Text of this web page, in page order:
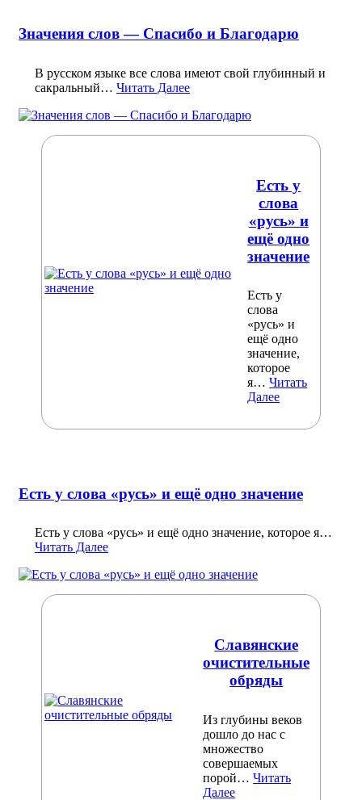
Значения слов — Спасибо и Благодарю
В русском языке все слова имеют свой глубинный и
сакральный… Читать Далее
Есть у
слова
«русь» и
ещё одно
значение
Есть у
слова
«русь» и
ещё одно
значение,
которое
я…Читать
Далее
Есть у слова «русь» и ещё одно значение
Есть у слова «русь» и ещё одно значение, которое я…
Читать Далее
Славянские
очистительные
обряды
Из глубины веков
дошло до нас с
множество
совершаемых
порой…Читать
Далее